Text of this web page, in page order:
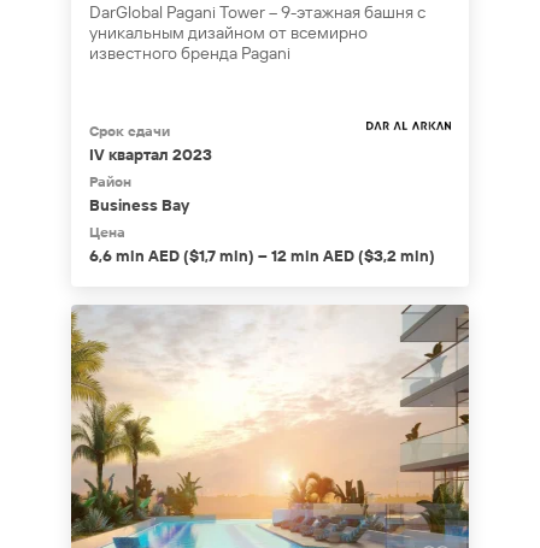
DarGlobal Pagani Tower – 9-этажная башня с
уникальным дизайном от всемирно
известного бренда Pagani
Срок сдачи
IV квартал 2023
Район
Business Bay
Цена
6,6 mln AED ($1,7 mln) – 12 mln AED ($3,2 mln)